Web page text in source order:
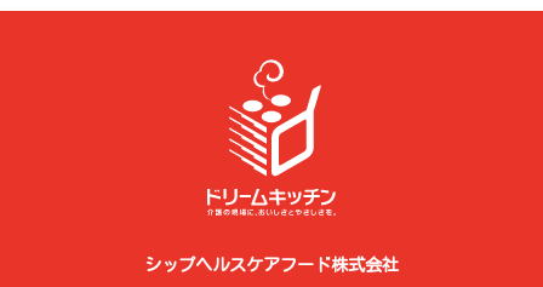
シップヘルスケアフード株式会社